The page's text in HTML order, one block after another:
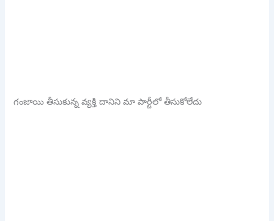
గంజాయి తీసుకున్న వ్యక్తి దానిని మా పార్టీలో తీసుకోలేదు